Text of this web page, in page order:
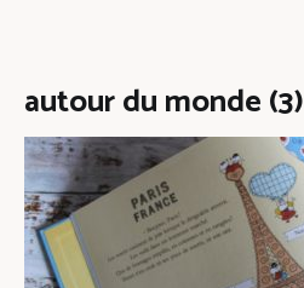
autour du monde (3)